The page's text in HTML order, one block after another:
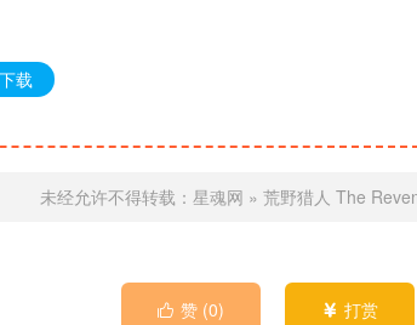
载
未经允许不得转载： 星魂网 » 荒野猎人 The
 赞 (0)  打赏